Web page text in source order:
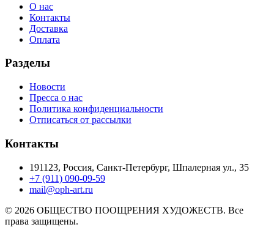
О нас
Контакты
Доставка
Оплата
Разделы
Новости
Пресса о нас
Политика конфиденциальности
Отписаться от рассылки
Контакты
191123, Россия, Санкт-Петербург, Шпалерная ул., 35
+7 (911) 090-09-59
mail@oph-art.ru
© 2026 ОБЩЕСТВО ПООЩРЕНИЯ ХУДОЖЕСТВ. Все
права защищены.